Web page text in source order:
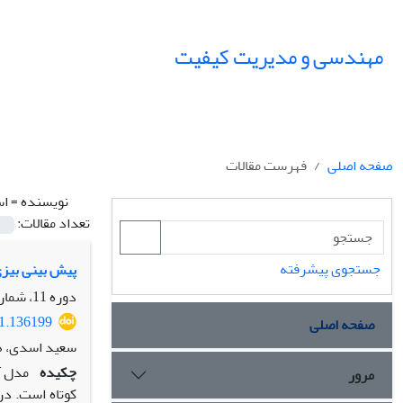
مهندسی و مدیریت کیفیت
صفحه اصلی
فهرست مقالات
نویسنده =
تعداد مقالات:
پیش بینی
دوره 11، شماره 1، بهار 1400، صفحه
سعید اسدی،
چکیده مدل
کوتاه است.
جستجوی پیشرفته
صفحه اصلی
مرور